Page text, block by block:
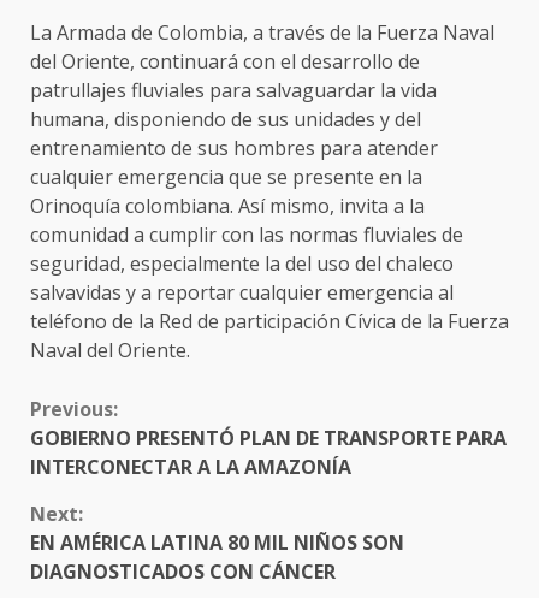
La Armada de Colombia, a través de la Fuerza Naval
del Oriente, continuará con el desarrollo de
patrullajes fluviales para salvaguardar la vida
humana, disponiendo de sus unidades y del
entrenamiento de sus hombres para atender
cualquier emergencia que se presente en la
Orinoquía colombiana. Así mismo, invita a la
comunidad a cumplir con las normas fluviales de
seguridad, especialmente la del uso del chaleco
salvavidas y a reportar cualquier emergencia al
teléfono de la Red de participación Cívica de la Fuerza
Naval del Oriente.
CONTINUE
READING
Previous:
GOBIERNO PRESENTÓ PLAN DE TRANSPORTE PARA
INTERCONECTAR A LA AMAZONÍA
Next:
EN AMÉRICA LATINA 80 MIL NIÑOS SON
DIAGNOSTICADOS CON CÁNCER